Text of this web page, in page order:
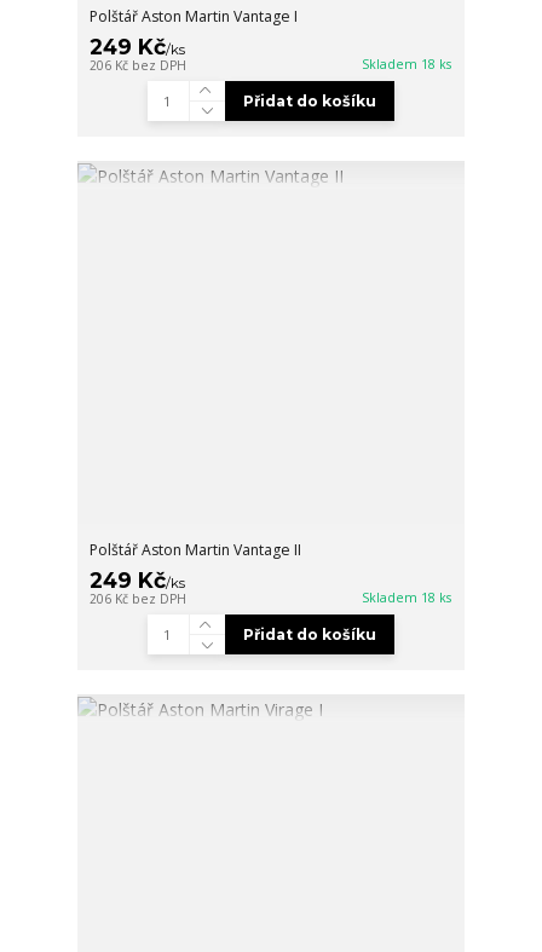
Polštář Aston Martin Vantage I
249 Kč/ks
206 Kč bez DPH Skladem 18 ks
Přidat do košíku
Polštář Aston Martin Vantage II
249 Kč/ks
206 Kč bez DPH Skladem 18 ks
Přidat do košíku